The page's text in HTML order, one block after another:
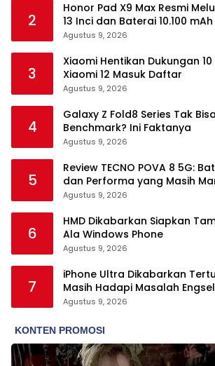
2
Honor Pad X9 Max Resmi
13 Inci dan Baterai 10.100 mAh
Agustus 9, 2026
3
Xiaomi Hentikan Dukungan
Xiaomi 12 Masuk Daftar
Agustus 9, 2026
4
Galaxy Z Fold8 Series Tak
Benchmark? Ini Faktanya
Agustus 9, 2026
5
Review TECNO POVA 8 5G:
dan Performa yang Masih
Agustus 9, 2026
6
HMD Dikabarkan Siapkan
Ala Windows Phone
Agustus 9, 2026
7
iPhone Ultra Dikabarkan
Masih Hadapi Masalah
Agustus 9, 2026